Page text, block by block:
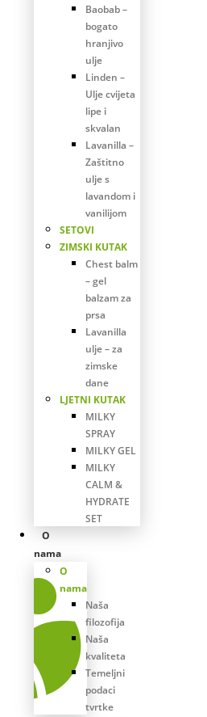
Baobab –
bogato
hranjivo
ulje
Linden –
Ulje cvijeta
lipe i
skvalan
Lavanilla –
Zaštitno
ulje s
lavandom i
vanilijom
SETOVI
ZIMSKI KUTAK
Chest balm
– gel
balzam za
prsa
Lavanilla
ulje – za
zimske
dane
LJETNI KUTAK
MILKY
SPRAY
MILKY GEL
MILKY
CALM &
HYDRATE
SET
O
nama
O
nama
Naša
filozofija
Naša
kvaliteta
Temeljni
podaci
tvrtke